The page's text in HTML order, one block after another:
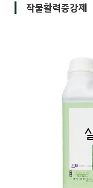
작물활력증강제